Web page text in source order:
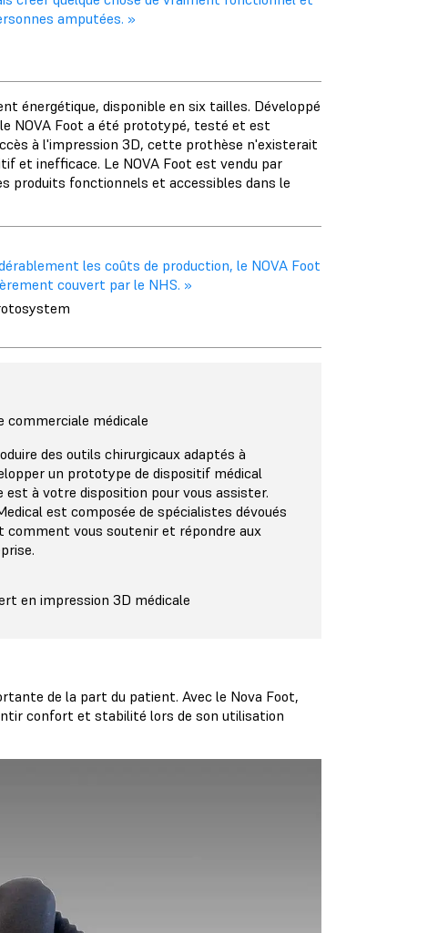
amputées. »
énergétique, disponible en six tailles. Développé
NOVA Foot a été prototypé, testé et est
à l'impression 3D, cette prothèse n'existerait
et inefficace. Le NOVA Foot est vendu par
produits fonctionnels et accessibles dans le
les coûts de production, le NOVA Foot
couvert par le NHS. »
commerciale médicale
des outils chirurgicaux adaptés à
un prototype de dispositif médical
est à votre disposition pour vous assister.
est composée de spécialistes dévoués
comment vous soutenir et répondre aux
en impression 3D médicale
de la part du patient. Avec le Nova Foot,
confort et stabilité lors de son utilisation